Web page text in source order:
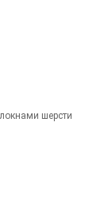
шерсти